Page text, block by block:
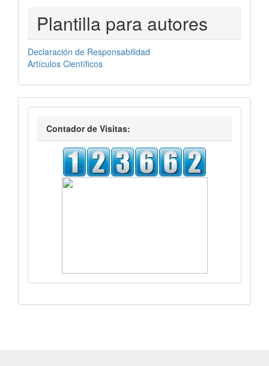
PLANTILLASAUTORES
Plantilla para autores
Declaración de Responsabilidad
Artículos Científicos
visitas
Contador de Visitas: